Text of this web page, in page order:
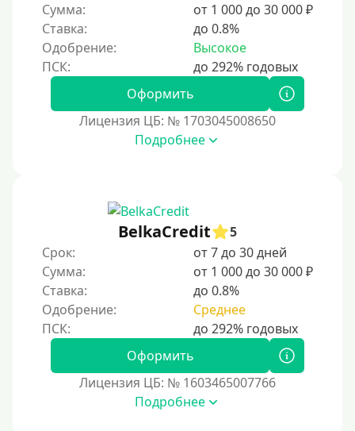
Сумма:
от 1 000 до 30 000 ₽
Ставка:
до 0.8%
Одобрение:
Высокое
Оформить
Лицензия ЦБ: № 1703045008650
Подробнее
BelkaCredit
5
Срок:
от 7 до 30 дней
Сумма:
от 1 000 до 30 000 ₽
Ставка:
до 0.8%
Одобрение:
Среднее
Оформить
Лицензия ЦБ: № 1603465007766
Подробнее